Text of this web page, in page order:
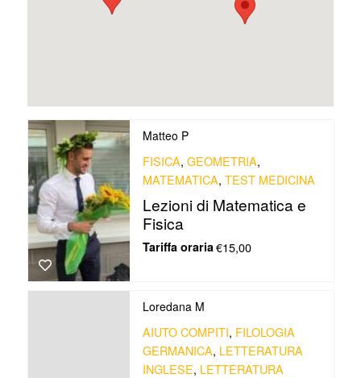
Matteo P
FISICA, GEOMETRIA,
MATEMATICA, TEST MEDICINA
Lezioni di Matematica e
Fisica
Tariffa oraria€15,00
Loredana M
AIUTO COMPITI, FILOLOGIA
GERMANICA, LETTERATURA
INGLESE, LETTERATURA